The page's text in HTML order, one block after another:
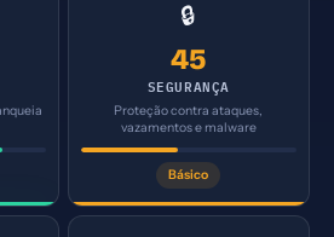
🔒
45
SEGURANÇA
Proteção contra ataques,
vazamentos e malware
Básico